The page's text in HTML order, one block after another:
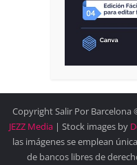
Copyright Salir Por
JEZZ Media | Stock images by
las imágenes se emplean
de bancos libres de